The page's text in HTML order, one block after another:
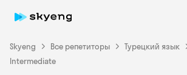
Skyeng Все репетиторы Турецкий язык
Intermediate